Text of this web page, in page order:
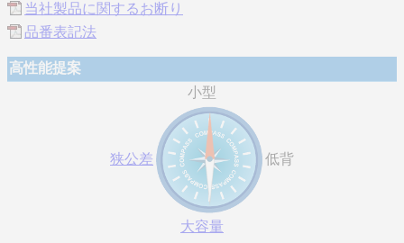
当社製品に関するお断り
品番表記法
高性能提案
小型
狭公差 低背
大容量